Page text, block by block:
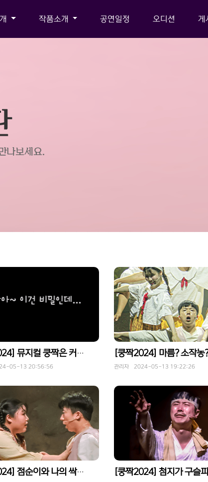
작품소개 공연일정 오디션 게
[쿵짝2024] 뮤지컬 쿵짝은 커튼콜 촬영 가능합니다!!
05-13 20:56:56
[쿵짝2024] 마름? 소작농?
관리자 2024-05-13 19:22:26
[쿵짝2024] 점순이와 나의 싹트는 사랑의 결과는?